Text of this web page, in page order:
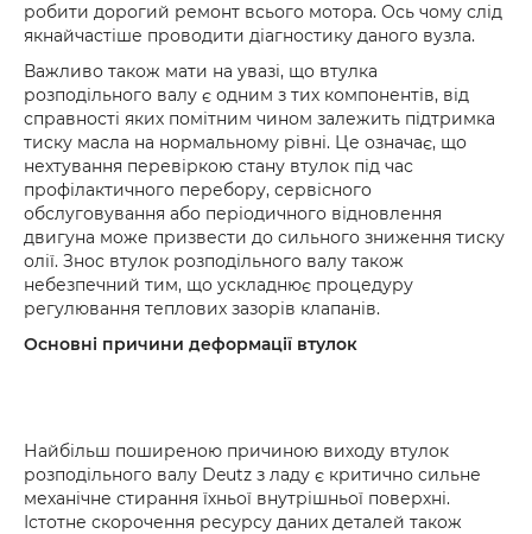
робити дорогий ремонт всього мотора. Ось чому слід
якнайчастіше проводити діагностику даного вузла.
Важливо також мати на увазі, що втулка
розподільного валу є одним з тих компонентів, від
справності яких помітним чином залежить підтримка
тиску масла на нормальному рівні. Це означає, що
нехтування перевіркою стану втулок під час
профілактичного перебору, сервісного
обслуговування або періодичного відновлення
двигуна може призвести до сильного зниження тиску
олії. Знос втулок розподільного валу також
небезпечний тим, що ускладнює процедуру
регулювання теплових зазорів клапанів.
Основні причини деформації втулок
Найбільш поширеною причиною виходу втулок
розподільного валу Deutz з ладу є критично сильне
механічне стирання їхньої внутрішньої поверхні.
Істотне скорочення ресурсу даних деталей також